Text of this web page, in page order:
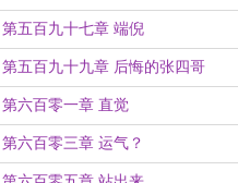
第五百九十七章 端倪
第五百九十九章 后悔的张四哥
第六百零一章 直觉
第六百零三章 运气？